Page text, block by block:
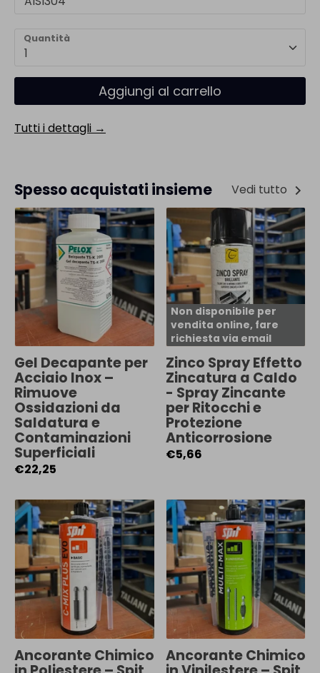
Quantità
1
Aggiungi al carrello
Tutti i dettagli →
Spesso acquistati insieme Vedi tutto
Gel Decapante per
Acciaio Inox –
Rimuove
Ossidazioni da
Saldatura e
Contaminazioni
Superficiali
€22,25
Non disponibile per
vendita online, fare
richiesta via email
Zinco Spray Effetto
Zincatura a Caldo
- Spray Zincante
per Ritocchi e
Protezione
Anticorrosione
€5,66
Ancorante Chimico Ancorante Chimico